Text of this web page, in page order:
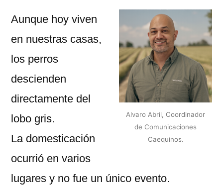
Alvaro Abril, Coordinador
de Comunicaciones
Caequinos.
Aunque hoy viven
en nuestras casas,
los perros
descienden
directamente del
lobo gris.
La domesticación
ocurrió en varios
lugares y no fue un único evento.